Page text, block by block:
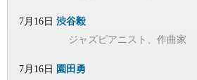
7月16日 渋谷毅
ジャズピアニスト、作曲家
7月16日 園田勇